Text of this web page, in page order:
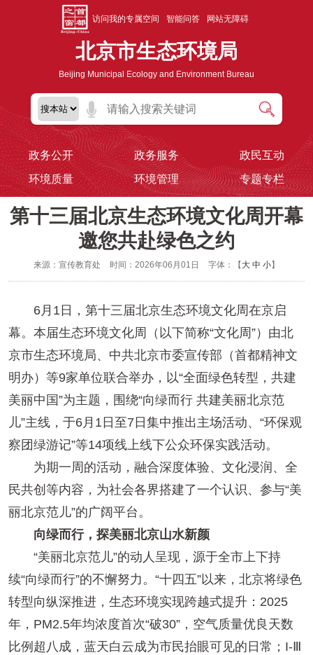
访问我的专属空间 智能问答 网站无障碍
北京市生态环境局
Beijing Municipal Ecology and Environment Bureau
政务公开 政务服务
政民互动
环境质量
环境管理 专题专栏
第十三届北京生态环境文化周开幕
邀您共赴绿色之约
来源：宣传教育处 时间：2026年06月01日 字体：【 大 中 小】
6月1日，第十三届北京生态环境文化周在京启
幕。本届生态环境文化周（以下简称“文化周”）由北
京市生态环境局、中共北京市委宣传部（首都精神文
明办）等9家单位联合举办，以“全面绿色转型，共建
美丽中国”为主题，围绕“向绿而行 共建美丽北京范
儿”主线，于6月1日至7日集中推出主场活动、“环保观
察团绿游记”等14项线上线下公众环保实践活动。
为期一周的活动，融合深度体验、文化浸润、全
民共创等内容，为社会各界搭建了一个认识、参与“美
丽北京范儿”的广阔平台。
向绿而行，探美丽北京山水新颜
“美丽北京范儿”的动人呈现，源于全市上下持
续“向绿而行”的不懈努力。“十四五”以来，北京将绿色
转型向纵深推进，生态环境实现跨越式提升：2025
年，PM2.5年均浓度首次“破30”，空气质量优良天数
比例超八成，蓝天白云成为市民抬眼可见的日常；I-Ⅲ